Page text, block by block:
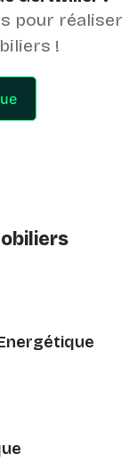
pour réaliser
!